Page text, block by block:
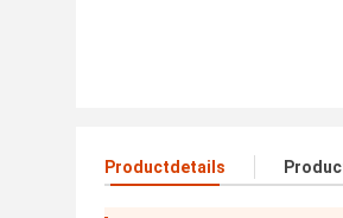
Productdetails